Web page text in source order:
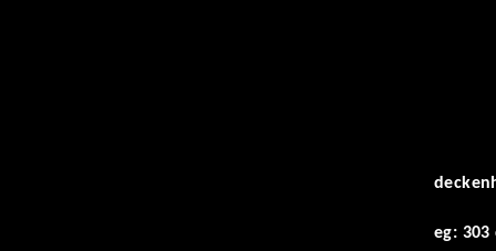
eg: 303